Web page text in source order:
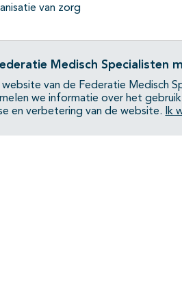
van zorg
richtlijnenMedisch Specialisten
website van de Federatie Medisch
we informatie over het
en verbetering van de website.
Ik